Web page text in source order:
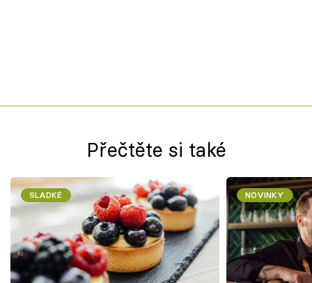
Přečtěte si také
SLADKÉ NOVINKY